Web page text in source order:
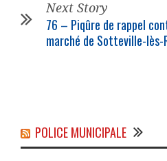
Next Story
76 – Piqûre de rappel
marché de Sotteville-lès-
POLICE MUNICIPALE